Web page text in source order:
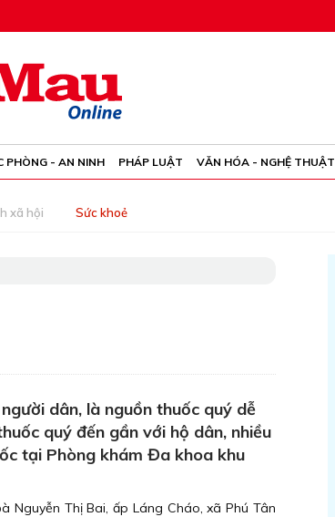
PHÒNG - AN NINH PHÁP LUẬT VĂN HÓA - NGHỆ THUẬT
xã hội Sức khoẻ
dân, là nguồn thuốc quý dễ
quý đến gần với hộ dân, nhiều
tại Phòng khám Đa khoa khu
Nguyễn Thị Bai, ấp Láng Cháo, xã Phú Tân